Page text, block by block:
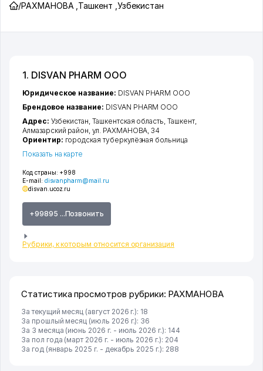
/РАХМАНОВА Ташкент Узбекистан
1. DISVAN PHARM ООО
Код страны: +998
E-mail: disvanpharm@mail.ru
disvan.ucoz.ru
+99895 ...Позвонить
Рубрики, к которым относится организация
Юридическое название: DISVAN PHARM ООО
Брендовое название: DISVAN PHARM ООО
Адрес: Узбекистан,Ташкентская область,Ташкент,
Алмазарский район,ул. РАХМАНОВА, 34
Ориентир: городская туберкулёзная больница
Показать на карте
Статистика просмотров рубрики: РАХМАНОВА
За текущий месяц (август 2026 г.): 18
За прошлый месяц (июль 2026 г.): 36
За 3 месяца (июнь 2026 г. - июль 2026 г.): 144
За пол года (март 2026 г. - июль 2026 г.): 204
За год (январь 2025 г. - декабрь 2025 г.): 288